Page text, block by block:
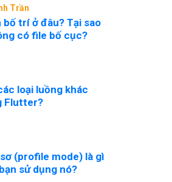
Trần
bố trí ở đâu? Tại sao
có file bố cục?
loại luồng khác
Flutter?
(profile mode) là gì
sử dụng nó?